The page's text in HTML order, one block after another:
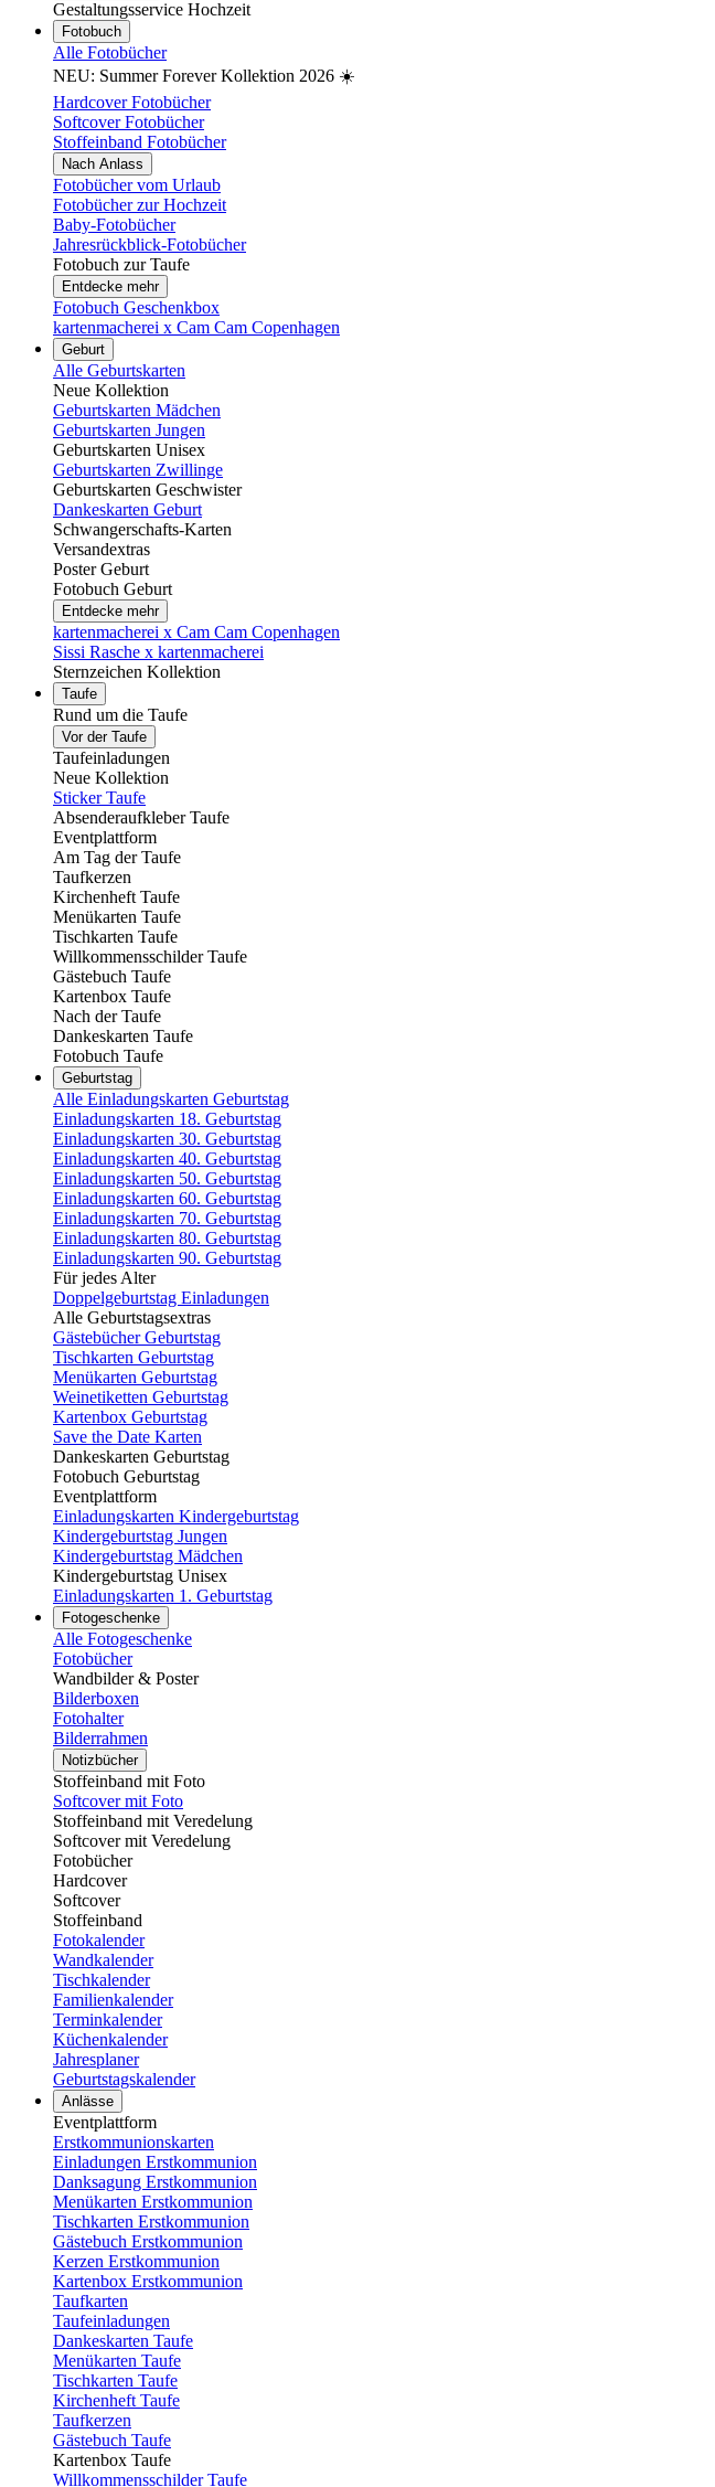
Gestaltungsservice Hochzeit
Fotobuch
Alle Fotobücher
NEU: Summer Forever Kollektion 2026 ☀️
Hardcover Fotobücher
Softcover Fotobücher
Stoffeinband Fotobücher
Nach Anlass
Fotobücher vom Urlaub
Fotobücher zur Hochzeit
Baby-Fotobücher
Jahresrückblick-Fotobücher
Fotobuch zur Taufe
Entdecke mehr
Fotobuch Geschenkbox
kartenmacherei x Cam Cam Copenhagen
Geburt
Alle Geburtskarten
Neue Kollektion
Geburtskarten Mädchen
Geburtskarten Jungen
Geburtskarten Unisex
Geburtskarten Zwillinge
Geburtskarten Geschwister
Dankeskarten Geburt
Schwangerschafts-Karten
Versandextras
Poster Geburt
Fotobuch Geburt
Entdecke mehr
kartenmacherei x Cam Cam Copenhagen
Sissi Rasche x kartenmacherei
Sternzeichen Kollektion
Taufe
Rund um die Taufe
Vor der Taufe
Taufeinladungen
Neue Kollektion
Sticker Taufe
Absenderaufkleber Taufe
Eventplattform
Am Tag der Taufe
Taufkerzen
Kirchenheft Taufe
Menükarten Taufe
Tischkarten Taufe
Willkommensschilder Taufe
Gästebuch Taufe
Kartenbox Taufe
Nach der Taufe
Dankeskarten Taufe
Fotobuch Taufe
Geburtstag
Alle Einladungskarten Geburtstag
Einladungskarten 18. Geburtstag
Einladungskarten 30. Geburtstag
Einladungskarten 40. Geburtstag
Einladungskarten 50. Geburtstag
Einladungskarten 60. Geburtstag
Einladungskarten 70. Geburtstag
Einladungskarten 80. Geburtstag
Einladungskarten 90. Geburtstag
Für jedes Alter
Doppelgeburtstag Einladungen
Alle Geburtstagsextras
Gästebücher Geburtstag
Tischkarten Geburtstag
Menükarten Geburtstag
Weinetiketten Geburtstag
Kartenbox Geburtstag
Save the Date Karten
Dankeskarten Geburtstag
Fotobuch Geburtstag
Eventplattform
Einladungskarten Kindergeburtstag
Kindergeburtstag Jungen
Kindergeburtstag Mädchen
Kindergeburtstag Unisex
Einladungskarten 1. Geburtstag
Fotogeschenke
Alle Fotogeschenke
Fotobücher
Wandbilder & Poster
Bilderboxen
Fotohalter
Bilderrahmen
Notizbücher
Stoffeinband mit Foto
Softcover mit Foto
Stoffeinband mit Veredelung
Softcover mit Veredelung
Fotobücher
Hardcover
Softcover
Stoffeinband
Fotokalender
Wandkalender
Tischkalender
Familienkalender
Terminkalender
Küchenkalender
Jahresplaner
Geburtstagskalender
Anlässe
Eventplattform
Erstkommunionskarten
Einladungen Erstkommunion
Danksagung Erstkommunion
Menükarten Erstkommunion
Tischkarten Erstkommunion
Gästebuch Erstkommunion
Kerzen Erstkommunion
Kartenbox Erstkommunion
Taufkarten
Taufeinladungen
Dankeskarten Taufe
Menükarten Taufe
Tischkarten Taufe
Kirchenheft Taufe
Taufkerzen
Gästebuch Taufe
Kartenbox Taufe
Willkommensschilder Taufe